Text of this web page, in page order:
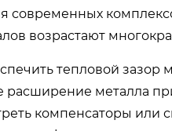
современных
возрастают
тепловой зазор
металла
компенсаторы или